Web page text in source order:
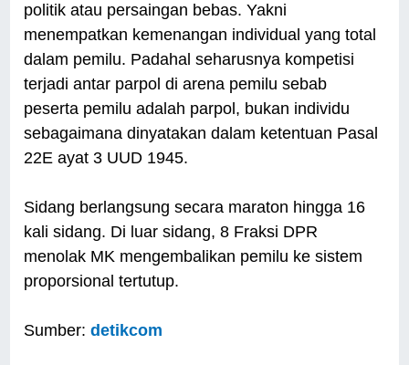
politik atau persaingan bebas. Yakni
menempatkan kemenangan individual yang total
dalam pemilu. Padahal seharusnya kompetisi
terjadi antar parpol di arena pemilu sebab
peserta pemilu adalah parpol, bukan individu
sebagaimana dinyatakan dalam ketentuan Pasal
22E ayat 3 UUD 1945.
Sidang berlangsung secara maraton hingga 16
kali sidang. Di luar sidang, 8 Fraksi DPR
menolak MK mengembalikan pemilu ke sistem
proporsional tertutup.
Sumber:detikcom